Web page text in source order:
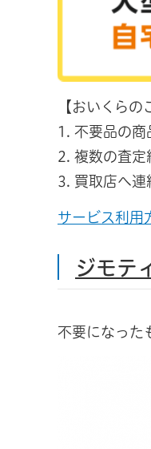
【おいくらの
1. 不要品の商
2. 複数の査定
3. 買取店へ連
サービス利用
ジモテ
不要になった